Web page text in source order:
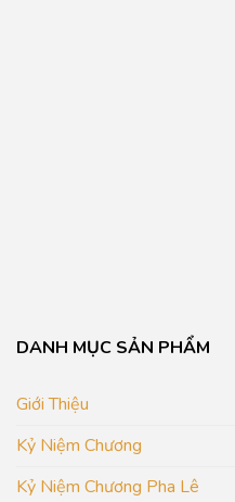
DANH MỤC SẢN PHẨM
Giới Thiệu
Kỷ Niệm Chương
Kỷ Niệm Chương Pha Lê